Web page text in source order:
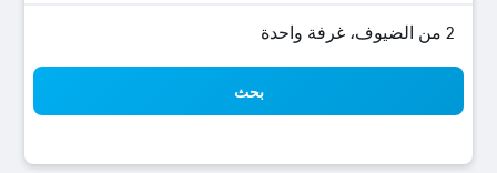
2 من الضيوف، غرفة واحدة
بحث